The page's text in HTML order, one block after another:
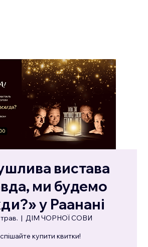
вистава
ми будемо
у Раанані
  |
ДІМ ЧОРНОЇ СОВИ
купити квитки!